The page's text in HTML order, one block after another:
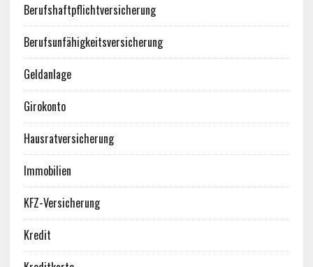
Berufshaftpflichtversicherung
Berufsunfähigkeitsversicherung
Geldanlage
Girokonto
Hausratversicherung
Immobilien
KFZ-Versicherung
Kredit